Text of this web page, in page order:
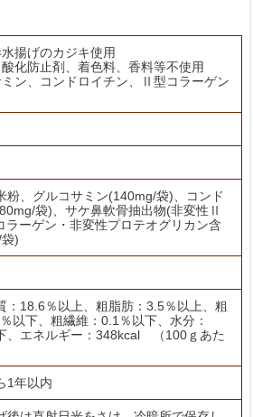
揚げのカジキ使用
化防止剤、着色料、香料等不使用
ン、コンドロイチン、Ⅱ型コラーゲン
粉、グルコサミン(140mg/袋)、コンド
袋)、サケ鼻軟骨抽出物(非変性Ⅱ
ラーゲン・非変性プロテオグリカン含
)
：18.6％以上、粗脂肪：3.5％以上、粗
以下、粗繊維：0.1％以下、水分：
、エネルギー：348kcal （100ｇあた
1年以内